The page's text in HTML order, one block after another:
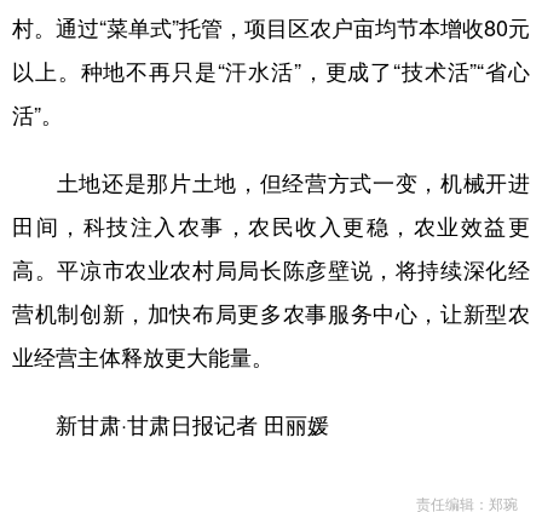
村。通过“菜单式”托管，项目区农户亩均节本增收80元
以上。种地不再只是“汗水活”，更成了“技术活”“省心
活”。
土地还是那片土地，但经营方式一变，机械开进
田间，科技注入农事，农民收入更稳，农业效益更
高。平凉市农业农村局局长陈彦壁说，将持续深化经
营机制创新，加快布局更多农事服务中心，让新型农
业经营主体释放更大能量。
新甘肃·甘肃日报记者 田丽媛
责任编辑：郑琬